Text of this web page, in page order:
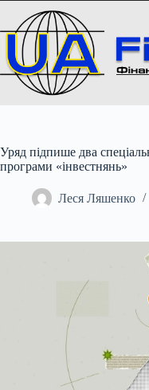
вмісту
Уряд підпише два
програми «інвестнянь»
Леся Ляшенко